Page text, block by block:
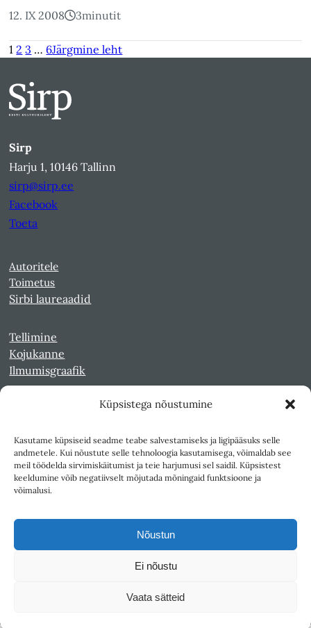
Küpsistega nõustumine
Kasutame küpsiseid seadme teabe salvestamiseks ja ligipääsuks selle
andmetele. Kui nõustute selle tehnoloogia kasutamisega, võimaldab see
meil töödelda sirvimiskäitumist ja teie harjumusi sel saidil. Küpsistest
keeldumine võib negatiivselt mõjutada mõningaid funktsioone ja
võimalusi.
Nõustun
Ei nõustu
Vaata sätteid
12. IX 2008 3minutit
1 2 3 … 6Järgmine leht
Sirp
Harju 1, 10146 Tallinn
sirp@sirp.ee
Facebook
Toeta
Autoritele
Toimetus
Sirbi laureaadid
Tellimine
Kojukanne
Ilmumisgraafik
Kultuurileht 1994-1997
Reede 1989-1990
Sirp ja Vasar 1940-1989
Teksti- ja andmekaeve
Väljaandja SA Kultuurileht